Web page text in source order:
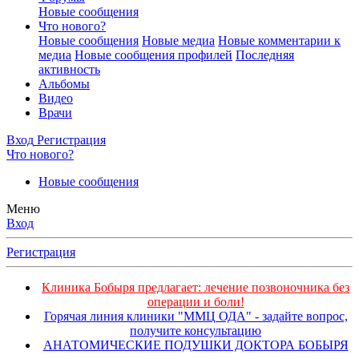
Новые сообщения
Что нового?
Новые сообщения Новые медиа Новые комментарии к
медиа Новые сообщения профилей Последняя
активность
Альбомы
Видео
Врачи
Вход Регистрация
Что нового?
Новые сообщения
Меню
Вход
Регистрация
Клиника Бобыря предлагает: лечение позвоночника без
операции и боли!
Горячая линия клиники "ММЦ ОДА" - задайте вопрос,
получите консультацию
АНАТОМИЧЕСКИЕ ПОДУШКИ ДОКТОРА БОБЫРЯ